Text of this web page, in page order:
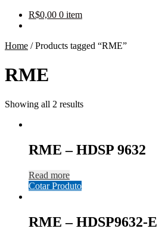
R$0,00 0 item
Home /Products tagged “RME”
RME
Showing all 2 results
RME – HDSP 9632
Read more
Cotar Produto
RME – HDSP9632-E